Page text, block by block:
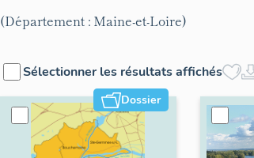
(Département : Maine-et-Loire)
Sélectionner les résultats affichés
Dossier